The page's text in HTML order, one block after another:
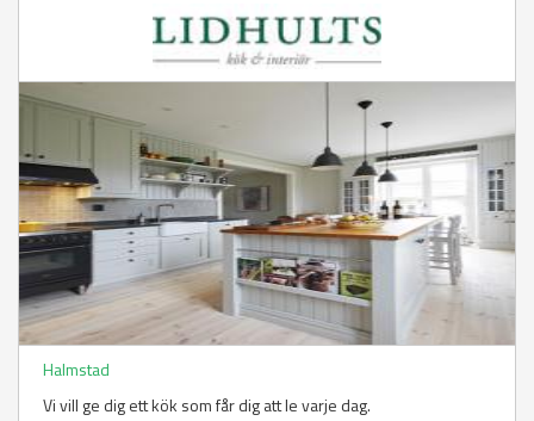
Halmstad
Vi vill ge dig ett kök som får dig att le varje dag.